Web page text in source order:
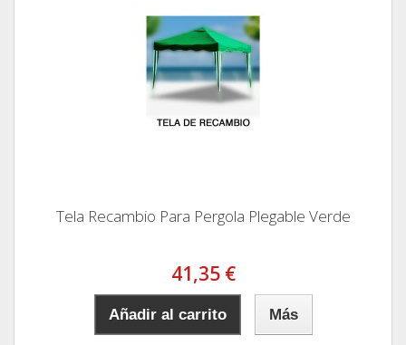
Tela Recambio Para Pergola Plegable Verde
41,35 €
Añadir al carrito Más